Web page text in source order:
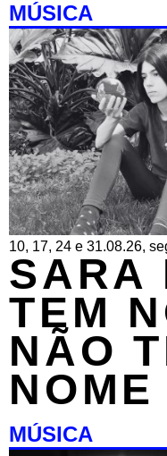
MÚSICA
10, 17, 24 e 31.08.26,
SARA
TEM
NÃO
NOME
MÚSICA